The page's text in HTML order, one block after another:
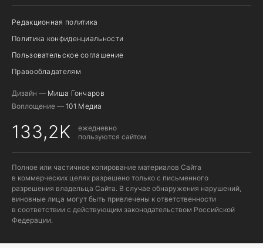
Редакционная политика
Политика конфиденциальности
Пользовательское соглашение
Правообладателям
Дизайн — Миша Гончаров
Воплощение — 101 Медиа
133,2K
ежедневно
пользуются сайтом
Полное или частичное копирование материалов Сайта
в коммерческих целях разрешено только с письменного
разрешения владельца Сайта. В случае обнаружения нарушений,
виновные лица могут быть привлечены к ответственности
в соответствии с действующим законодательством Российской
Федерации.